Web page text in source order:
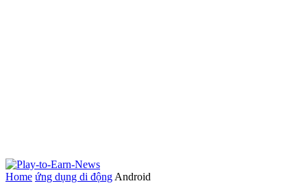
Home ứng dụng di động Android